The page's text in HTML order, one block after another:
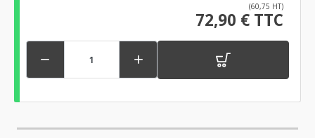
(60,75 HT)
72,90 € TTC
 